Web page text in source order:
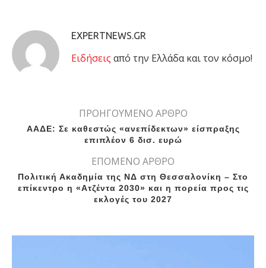
EXPERTNEWS.GR
Eιδήσεις από την Ελλάδα και τον κόσμο!
ΠΡΟΗΓΟΥΜΕΝΟ ΑΡΘΡΟ
ΑΑΔΕ: Σε καθεστώς «ανεπίδεκτων» είσπραξης
επιπλέον 6 δισ. ευρώ
ΕΠΟΜΕΝΟ ΑΡΘΡΟ
Πολιτική Ακαδημία της ΝΔ στη Θεσσαλονίκη – Στο
επίκεντρο η «Ατζέντα 2030» και η πορεία προς τις
εκλογές του 2027